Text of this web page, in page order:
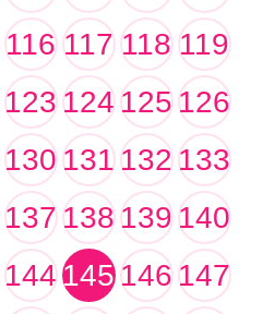
116 117 118 119
123124125126
130131132133
137138139140
144145146147